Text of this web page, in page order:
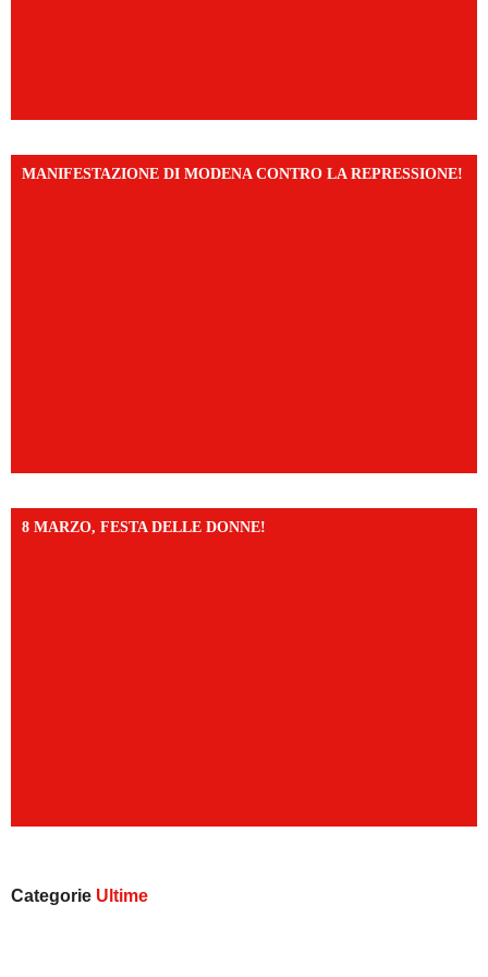
MANIFESTAZIONE DI MODENA CONTRO LA REPRESSIONE!
8 MARZO, FESTA DELLE DONNE!
Categorie Ultime